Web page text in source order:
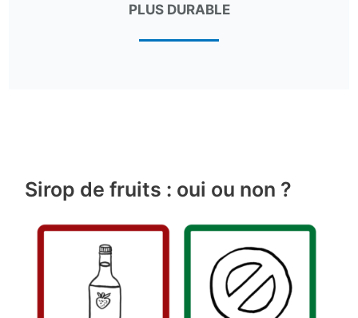
PLUS DURABLE
Sirop de fruits : oui ou non ?